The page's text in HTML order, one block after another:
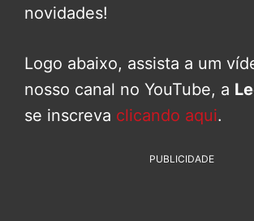
novidades!
Logo abaixo, assista a um
nosso canal no YouTube, a
se inscreva clicando aqui.
PUBLICIDADE